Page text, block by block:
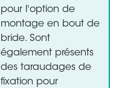
pour l'option de
montage en bout de
bride. Sont
également présents
des taraudages de
fixation pour